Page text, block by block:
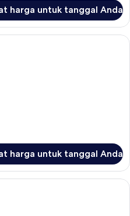
harga untuk tanggal Anda
Seprai katun Mesir, seprai premium,
harga untuk tanggal Anda
Signature Family Ocean Suite |